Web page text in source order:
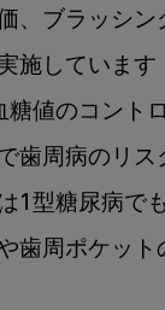
、ブラッシン
施しています
糖値のコント
歯周病のリス
1型糖尿病で
歯周ポケット